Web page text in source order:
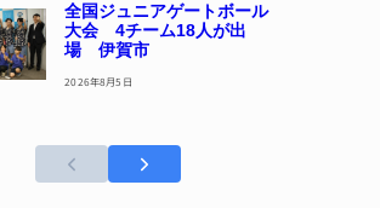
全国ジュニアゲートボール
大会 4チーム18人が出
場 伊賀市
2026年8月5日